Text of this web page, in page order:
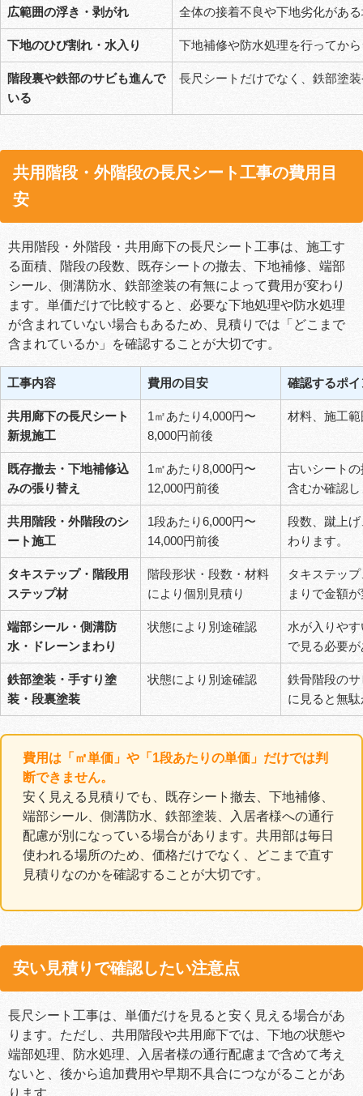
広範囲の浮き・剥がれ 全体の接着不良や下地劣化があ
下地のひび割れ・水入り 下地補修や防水処理を行ってか
階段裏や鉄部のサビも進んで
いる
長尺シートだけでなく、鉄部塗
共用階段・外階段の長尺シート工事の費用目
安
共用階段・外階段・共用廊下の長尺シート工事は、施工す
る面積、階段の段数、既存シートの撤去、下地補修、端部
シール、側溝防水、鉄部塗装の有無によって費用が変わり
ます。単価だけで比較すると、必要な下地処理や防水処理
が含まれていない場合もあるため、見積りでは「どこまで
含まれているか」を確認することが大切です。
工事内容 費用の目安 確認するポ
共用廊下の長尺シート
新規施工
1㎡あたり4,000円〜
8,000円前後
材料、施工
既存撤去・下地補修込
みの張り替え
1㎡あたり8,000円〜
12,000円前後
古いシート
含むか確認
共用階段・外階段のシ
ート施工
1段あたり6,000円〜
14,000円前後
段数、蹴上
わります。
タキステップ・階段用
ステップ材
階段形状・段数・材料
により個別見積り
タキステッ
まりで金額
端部シール・側溝防
水・ドレーンまわり
状態により別途確認
水が入りや
で見る必要
鉄部塗装・手すり塗
装・段裏塗装
状態により別途確認
鉄骨階段の
に見ると無
費用は「㎡単価」や「1段あたりの単価」だけでは判
断できません。
安く見える見積りでも、既存シート撤去、下地補修、
端部シール、側溝防水、鉄部塗装、入居者様への通行
配慮が別になっている場合があります。共用部は毎日
使われる場所のため、価格だけでなく、どこまで直す
見積りなのかを確認することが大切です。
安い見積りで確認したい注意点
長尺シート工事は、単価だけを見ると安く見える場合があ
ります。ただし、共用階段や共用廊下では、下地の状態や
端部処理、防水処理、入居者様の通行配慮まで含めて考え
ないと、後から追加費用や早期不具合につながることがあ
ります。